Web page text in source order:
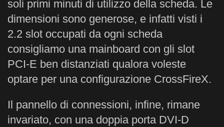
soli primi minuti di utilizzo della scheda. Le
dimensioni sono generose, e infatti visti i
2.2 slot occupati da ogni scheda
consigliamo una mainboard con gli slot
PCI-E ben distanziati qualora voleste
optare per una configurazione CrossFireX.
Il pannello di connessioni, infine, rimane
invariato, con una doppia porta DVI-D